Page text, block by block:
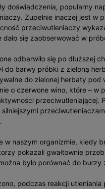
doświadczenia, popularny
Zupełnie inaczej jest w
przeciwutleniaczy
dało się zaobserwować w
odbarwiło się po dłuższej
do barwy próbki z zieloną
do zielonej herbaty
o czerwone wino, które – w
przeciwutleniającej.
silniejszymi
w naszym organizmie, kiedy
pokazali gwałtownie
było porównać do
podczas reakcji